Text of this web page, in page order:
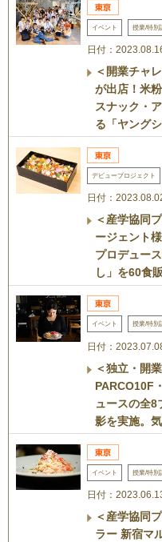
イベント 授業/特別
日付：
＜開業チャ
が出店！米
スナック・
る「ヤング
デビュープロジェクト
日付：
＜産学協同
ージェント
プロデュー
し」を60食
イベント 授業/特別
日付：
＜独立・開
PARCO10F
ュースの全8
影を実施。
イベント 授業/特別
日付：
＜産学協同
ラー 新宿マ